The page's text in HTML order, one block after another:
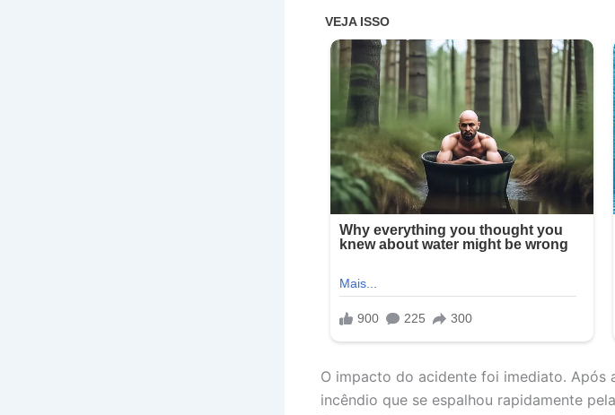
O impacto do acidente foi imediato. Após
incêndio que se espalhou rapidamente